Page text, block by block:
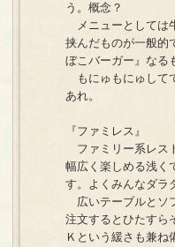
う。概念？
メニューとしては
挟んだものが一般的
ぼこバーガー』なる
もにゅもにゅして
あれ。
『ファミレス』
ファミリー系レス
幅広く楽しめる浅く
す。よくみんなダラ
広いテーブルとソ
注文するとひたすら
Ｋという緩さも兼ね